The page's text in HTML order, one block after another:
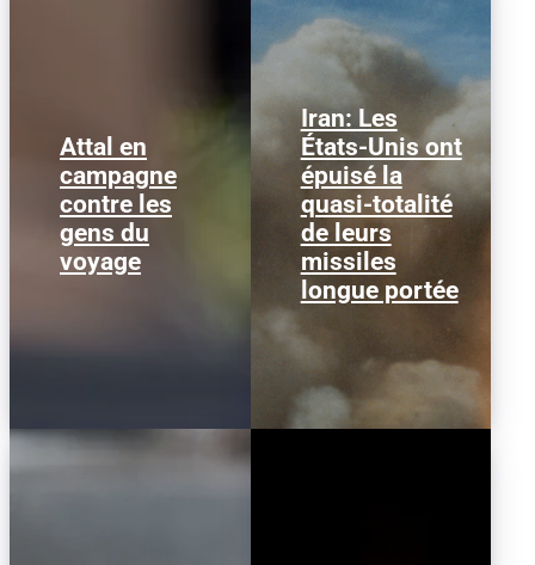
Attal en
campagne
contre les
gens du
voyage
Gabriel Attal lors de sa
tournée antitzigane le 4
août en Vendée. (Photo:
Tom PHAM VAN SUU /...
Iran: Les
États-Unis ont
épuisé la
quasi-totalité
de leurs
missiles
longue portée
Lancement d'un missile
ATACMS depuis un
système M270 MLRS.
L'armée américaine a
épuisé la...